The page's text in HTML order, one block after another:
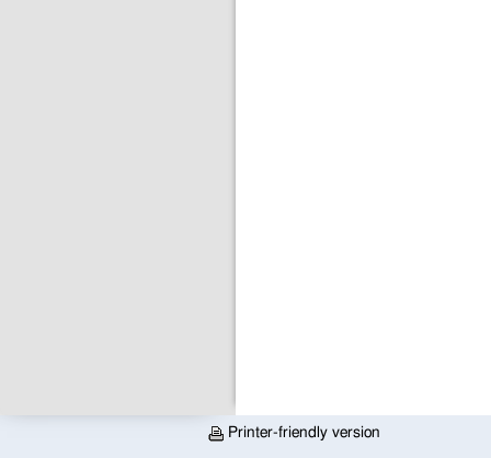
Printer-friendly version